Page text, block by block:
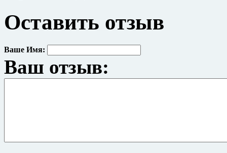
Оставить отзыв
Ваше Имя:
Ваш отзыв: